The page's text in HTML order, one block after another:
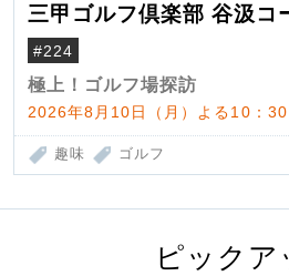
三甲ゴルフ倶楽部 谷汲
#224
極上！ゴルフ場探訪
2026年8月10日（月）よる10：
趣味 ゴルフ
ピックア